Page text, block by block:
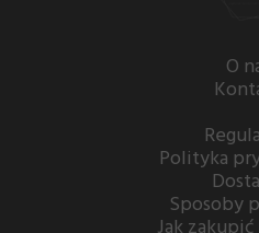
O
Polityka
Sposoby